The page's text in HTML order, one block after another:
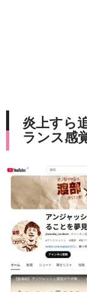
炎上すら
ランス感